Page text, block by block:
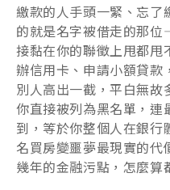
繳款的人手頭一緊、忘了
的就是名字被借走的那
接黏在你的聯徵上甩都甩
辦信用卡、申請小額貸款
別人高出一截，平白無故
你直接被列為黑名單，連
到，等於你整個人在銀
名買房變噩夢最現實的
幾年的金融污點，怎麼算